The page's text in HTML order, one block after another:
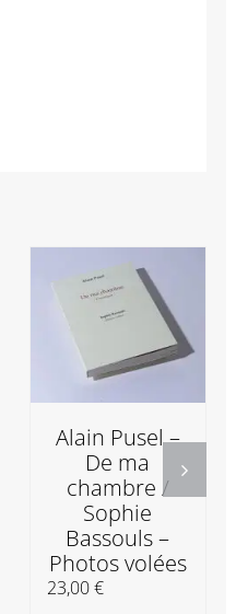
Alain Pusel –
De ma
chambre /
Sophie
Bassouls –
Photos volées
23,00€